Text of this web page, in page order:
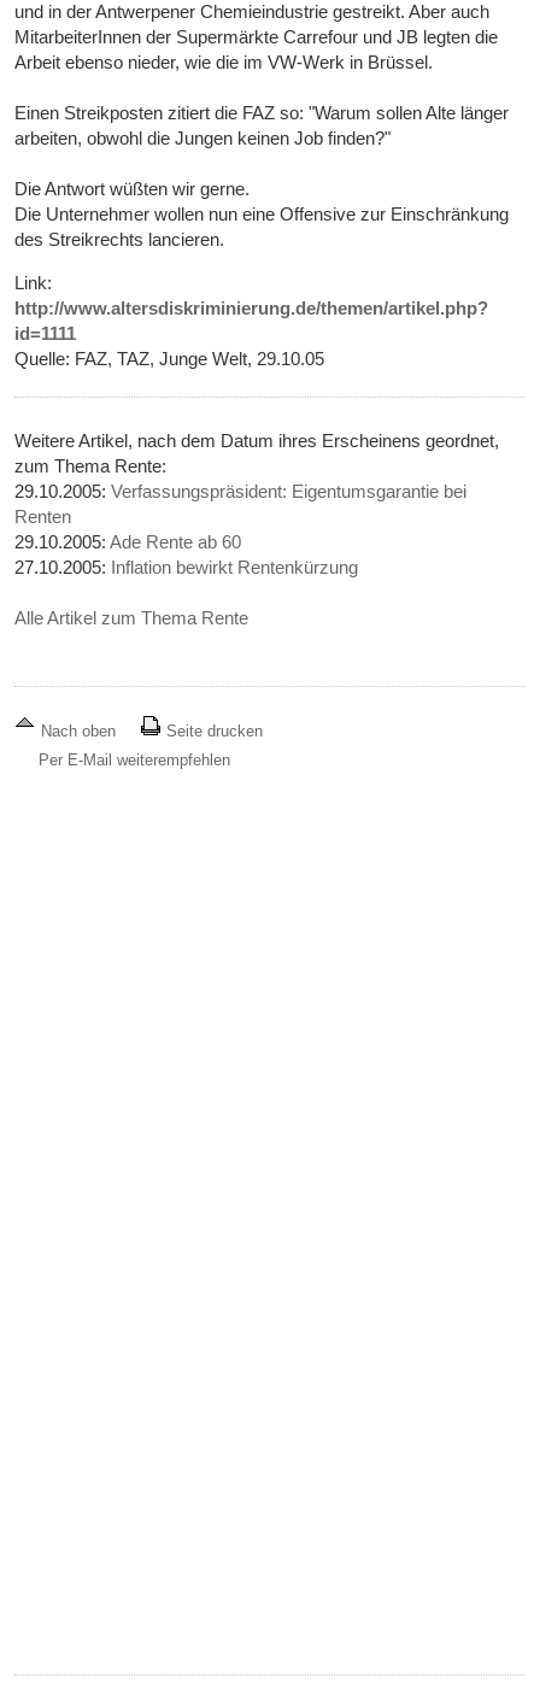
und in der Antwerpener Chemieindustrie gestreikt. Aber auch
MitarbeiterInnen der Supermärkte Carrefour und JB legten die
Arbeit ebenso nieder, wie die im VW-Werk in Brüssel.
Einen Streikposten zitiert die FAZ so: "Warum sollen Alte länger
arbeiten, obwohl die Jungen keinen Job finden?"
Die Antwort wüßten wir gerne.
Die Unternehmer wollen nun eine Offensive zur Einschränkung
des Streikrechts lancieren.
Link:
http://www.altersdiskriminierung.de/themen/artikel.php?
id=1111
Quelle: FAZ, TAZ, Junge Welt, 29.10.05
Weitere Artikel, nach dem Datum ihres Erscheinens geordnet,
zum Thema Rente:
29.10.2005:Verfassungspräsident: Eigentumsgarantie bei
Renten
29.10.2005:Ade Rente ab 60
27.10.2005: Inflation bewirkt Rentenkürzung
Alle Artikel zum Thema Rente
Nach oben
Seite drucken
Per E-Mail weiterempfehlen